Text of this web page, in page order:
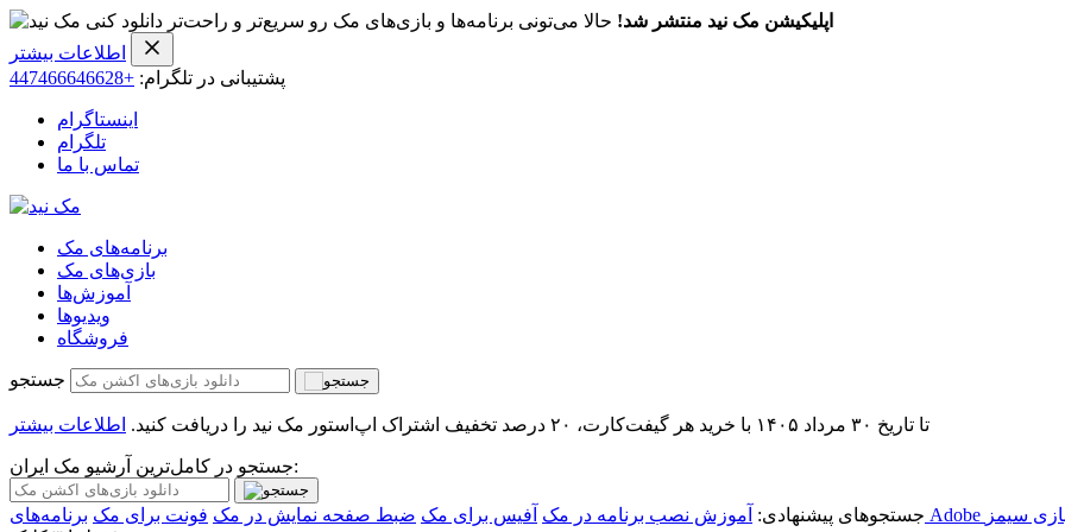
اپلیکیشن مک نید منتشر شد! حالا می‌تونی برنامه‌ها و بازی‌های مک رو سریع‌تر و راحت‌تر دانلود کنی
اطلاعات بیشتر
پشتیبانی در تلگرام: +447466646628
اینستاگرام
تلگرام
تماس با ما
برنامه‌های مک
بازی‌های مک
آموزش‌ها
ویدیو‌ها
فروشگاه
جستجو
تا تاریخ ۳۰ مرداد ۱۴۰۵ با خرید هر گیفت‌کارت، ۲۰ درصد تخفیف اشتراک اپ‌استور مک نید را دریافت کنید. اطلاعات بیشتر
جستجو در کامل‌ترین آرشیو مک ایران:
جستجوهای پیشنهادی: آموزش نصب برنامه در مک آفیس برای مک ضبط صفحه نمایش در مک فونت برای مک
سیمز